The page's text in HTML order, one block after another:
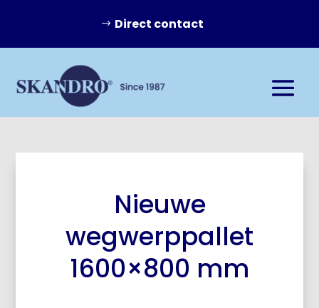
Direct contact
Nieuwe
wegwerppallet
1600×800 mm